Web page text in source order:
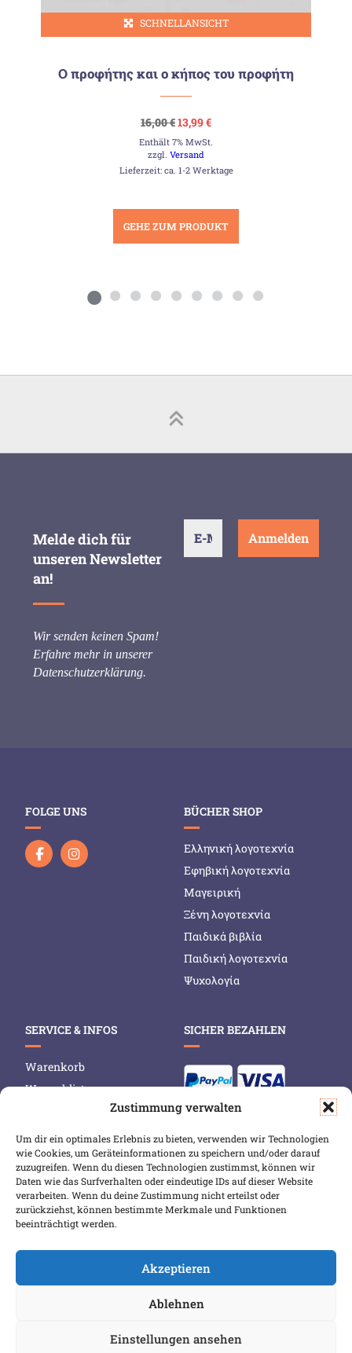
Zustimmung verwalten
Um dir ein optimales Erlebnis zu bieten, verwenden wir Technologien
wie Cookies, um Geräteinformationen zu speichern und/oder darauf
zuzugreifen. Wenn du diesen Technologien zustimmst, können wir
Daten wie das Surfverhalten oder eindeutige IDs auf dieser Website
verarbeiten. Wenn du deine Zustimmung nicht erteilst oder
zurückziehst, können bestimmte Merkmale und Funktionen
beeinträchtigt werden.
Akzeptieren
Ablehnen
Einstellungen ansehen
SCHNELLANSICHT
Ο προφήτης και ο κήπος του προφήτη
16,00€Ursprünglicher
Preis
war:
16,00 €
13,99€Aktueller
ist:
Enthält 7% MwSt.
zzgl.Versand
Lieferzeit: ca. 1-2 Werktage
GEHE ZUM PRODUKT
Melde dich für
unseren Newsletter
an!
Wir senden keinen Spam!
Erfahre mehr in unserer
Datenschutzerklärung.
FOLGE UNS BÜCHER SHOP
Ελληνική λογοτεχνία
Εφηβική λογοτεχνία
Μαγειρική
Ξένη λογοτεχνία
Παιδικά βιβλία
Παιδική λογοτεχνία
Ψυχολογία
SERVICE & INFOS
Warenkorb
Wunschliste
Versand & Lieferung
Zahlungsweisen
Widerruf
SICHER BEZAHLEN
COPYRIGHT 2026 BIBLIOPOREIA
DATENSCHUTZBESTIMMUNGEN
IMPRESSUM